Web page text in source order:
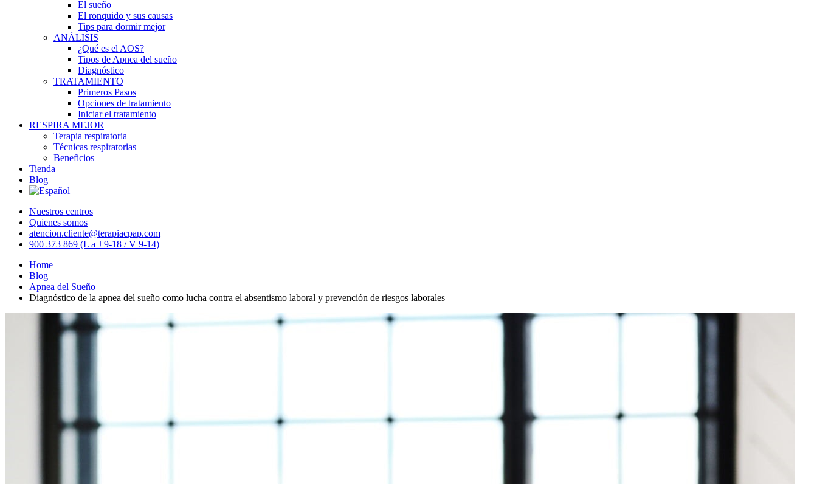
El sueño
El ronquido y sus causas
Tips para dormir mejor
ANÁLISIS
¿Qué es el AOS?
Tipos de Apnea del sueño
Diagnóstico
TRATAMIENTO
Primeros Pasos
Opciones de tratamiento
Iniciar el tratamiento
RESPIRA MEJOR
Terapia respiratoria
Técnicas respiratorias
Beneficios
Tienda
Blog
Nuestros centros
Quienes somos
atencion.cliente@terapiacpap.com
900 373 869 (L a J 9-18 / V 9-14)
Home
Blog
Apnea del Sueño
Diagnóstico de la apnea del sueño como lucha contra el absentismo laboral y prevención de riesgos laborales